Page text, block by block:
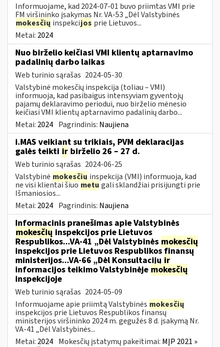
Informuojame, kad 2024-07-01 buvo priimtas VMI prie
FM viršininko įsakymas Nr. VA-53 „Dėl Valstybinės
mokesčių inspekcijos prie Lietuvos...
Metai: 2024
Nuo birželio keičiasi VMI klientų aptarnavimo
padalinių darbo laikas
Web turinio sąrašas 2024-05-30
Valstybinė mokesčių inspekcija (toliau – VMI)
informuoja, kad pasibaigus intensyviam gyventojų
pajamų deklaravimo periodui, nuo birželio mėnesio
keičiasi VMI klientų aptarnavimo padalinių darbo...
Metai: 2024 Pagrindinis: Naujiena
i.MAS veikiant su trikiais, PVM deklaracijas
galės teikti ir birželio 26 – 27 d.
Web turinio sąrašas 2024-06-25
Valstybinė mokesčių inspekcija (VMI) informuoja, kad
ne visi klientai šiuometu gali sklandžiai prisijungti prie
Išmaniosios...
Metai: 2024 Pagrindinis: Naujiena
Informacinis pranešimas apie Valstybinės
mokesčių inspekcijos prie Lietuvos
Respublikos...VA-41 „Dėl Valstybinės mokesčių
inspekcijos prie Lietuvos Respublikos finansų
ministerijos...VA-66 „Dėl Konsultacijų ir
informacijos teikimo Valstybinėje mokesčių
inspekcijoje
Web turinio sąrašas 2024-05-09
Informuojame apie priimtą Valstybinės mokesčių
inspekcijos prie Lietuvos Respublikos finansų
ministerijos viršininko 2024 m. gegužės 8 d. įsakymą Nr.
VA-41 „Dėl Valstybinės...
Metai: 2024 Mokesčių įstatymų pakeitimai: MĮP 2021 »